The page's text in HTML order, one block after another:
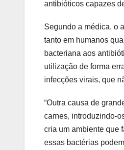
antibióticos capazes
Segundo a médica, o
tanto em humanos
bacteriana aos
utilização de forma
infecções virais, que
“Outra causa de
carnes, introduzindo-
cria um ambiente que
essas bactérias